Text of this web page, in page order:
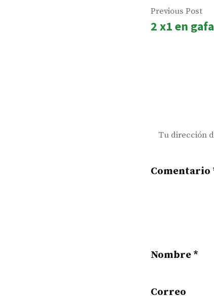
de
Previous Post
2 x1 en
Tu dirección
Comentario
Nombre *
Correo